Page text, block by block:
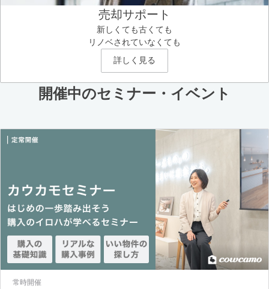
売却サポート
新しくても古くても
リノベされていなくても
詳しく見る
開催中のセミナー・イベント
常時開催